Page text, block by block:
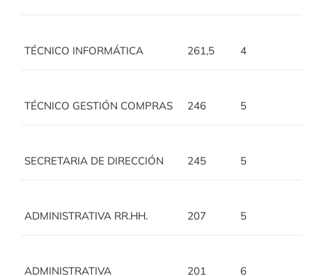
TÉCNICO INFORMÁTICA 261,5 4
TÉCNICO GESTIÓN COMPRAS 246 5
SECRETARIA DE DIRECCIÓN 245 5
ADMINISTRATIVA RR.HH. 207 5
ADMINISTRATIVA 201 6